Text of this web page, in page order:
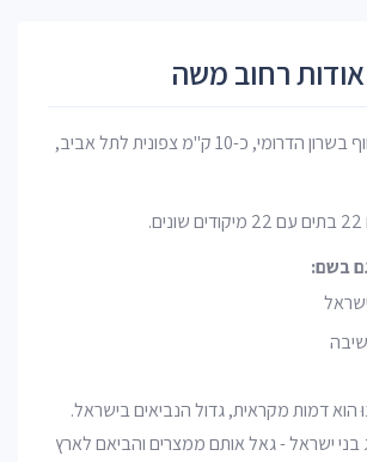
אודות רחוב משה
הֶרְצְלִיָּה היא עיר חוף בשרון הדרומי, כ-10 ק"מ צפונית לתל אביב,
בשם:
דמות מקראית, גדול הנביאים בישראל.
ישראל - גאל אותם ממצרים והביאם לארץ